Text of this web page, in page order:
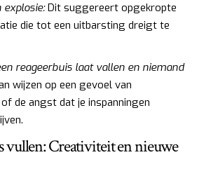
explosie:Dit suggereert opgekropte
die tot een uitbarsting dreigt te
reageerbuis laat vallen en niemand
wijzen op een gevoel van
de angst dat je inspanningen
vullen: Creativiteit en nieuwe